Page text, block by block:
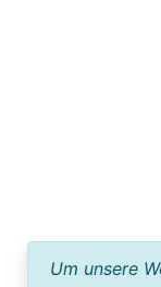
Um unsere